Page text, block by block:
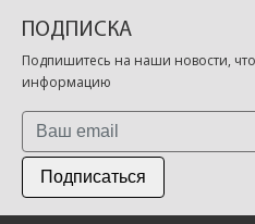
ПОДПИСКА
Подпишитесь на наши новости,
информацию
Подписаться